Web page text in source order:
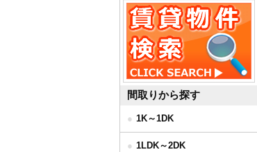
間取りから探す
1K～1DK
1LDK～2DK